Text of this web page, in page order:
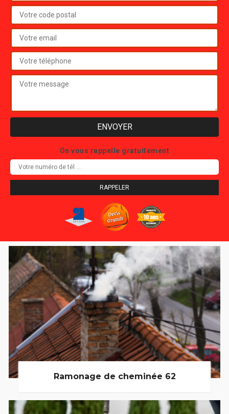
On vous rappelle gratuitement
Ramonage de cheminée 62